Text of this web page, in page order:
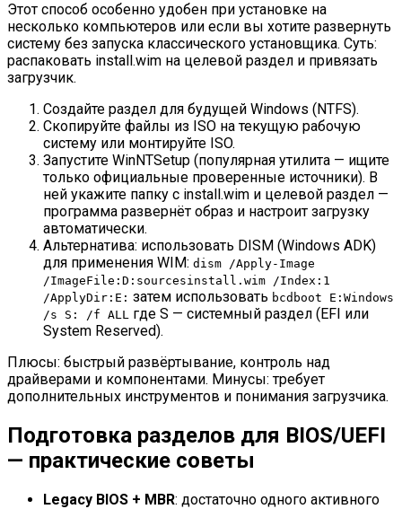
Этот способ особенно удобен при установке на
несколько компьютеров или если вы хотите развернуть
систему без запуска классического установщика. Суть:
распаковать install.wim на целевой раздел и привязать
загрузчик.
Создайте раздел для будущей Windows (NTFS).
Скопируйте файлы из ISO на текущую рабочую
систему или монтируйте ISO.
Запустите WinNTSetup (популярная утилита — ищите
только официальные проверенные источники). В
ней укажите папку с install.wim и целевой раздел —
программа развернёт образ и настроит загрузку
автоматически.
Альтернатива: использовать DISM (Windows ADK)
для применения WIM: dism /Apply-Image
/ImageFile:D:sourcesinstall.wim /Index:1
/ApplyDir:E: затем использовать bcdboot E:Windows
/s S: /f ALL где S — системный раздел (EFI или
System Reserved).
Плюсы: быстрый развёртывание, контроль над
драйверами и компонентами. Минусы: требует
дополнительных инструментов и понимания загрузчика.
Подготовка разделов для BIOS/UEFI
— практические советы
Legacy BIOS + MBR: достаточно одного активного